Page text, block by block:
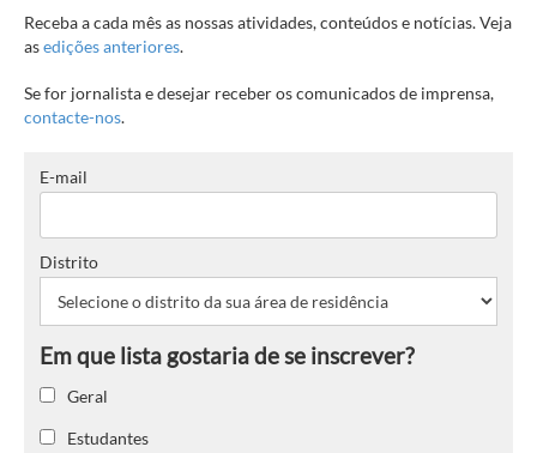
Receba a cada mês as nossas atividades, conteúdos e notícias. Veja
asedições anteriores.
Se for jornalista e desejar receber os comunicados de imprensa,
contacte-nos.
E-mail
Distrito
Geral
Estudantes